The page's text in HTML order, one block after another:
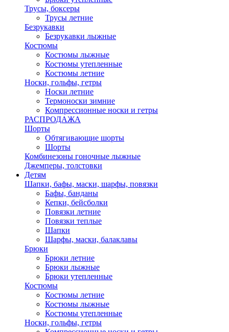
Трусы, боксеры
Трусы летние
Безрукавки
Безрукавки лыжные
Костюмы
Костюмы лыжные
Костюмы утепленные
Костюмы летние
Носки, гольфы, гетры
Носки летние
Термоноски зимние
Компрессионные носки и гетры
РАСПРОДАЖА
Шорты
Обтягивающие шорты
Шорты
Комбинезоны гоночные лыжные
Джемперы, толстовки
Детям
Шапки, бафы, маски, шарфы, повязки
Бафы, банданы
Кепки, бейсболки
Повязки летние
Повязки теплые
Шапки
Шарфы, маски, балаклавы
Брюки
Брюки летние
Брюки лыжные
Брюки утепленные
Костюмы
Костюмы летние
Костюмы лыжные
Костюмы утепленные
Носки, гольфы, гетры